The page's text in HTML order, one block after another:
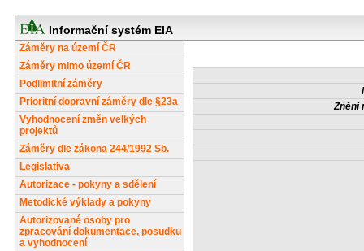
Informační systém EIA
Záměry na území ČR
Záměry mimo území ČR
Podlimitní záměry
Prioritní dopravní záměry dle §23a
Vyhodnocení změn velkých
projektů
Záměry dle zákona 244/1992 Sb.
Legislativa
Autorizace - pokyny a sdělení
Metodické výklady a pokyny
Autorizované osoby pro
zpracování dokumentace, posudku
a vyhodnocení
Znění